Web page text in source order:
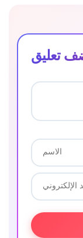
تعليق